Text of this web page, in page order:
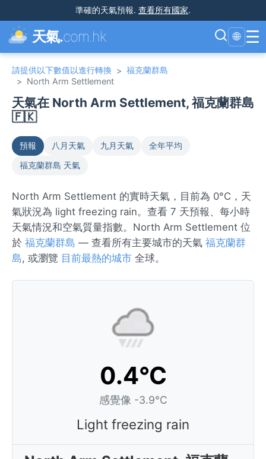
準確的天氣預報. 查看所有國家.
天氣.com.hk 🌐 ☰
請提供以下數值以進行轉換 > 福克蘭群島
> North Arm Settlement
天氣在 North Arm Settlement, 福克蘭群島
🇫🇰
預報 八月天氣 九月天氣
全年平均
福克蘭群島 天氣
North Arm Settlement 的實時天氣，目前為 0°C，天
氣狀況為 light freezing rain。查看 7 天預報、每小時
天氣情況和空氣質量指數。North Arm Settlement 位
於 福克蘭群島 — 查看所有主要城市的天氣 福克蘭群
島, 或瀏覽 目前最熱的城市 全球。
0.4°C
感覺像 -3.9°C
Light freezing rain